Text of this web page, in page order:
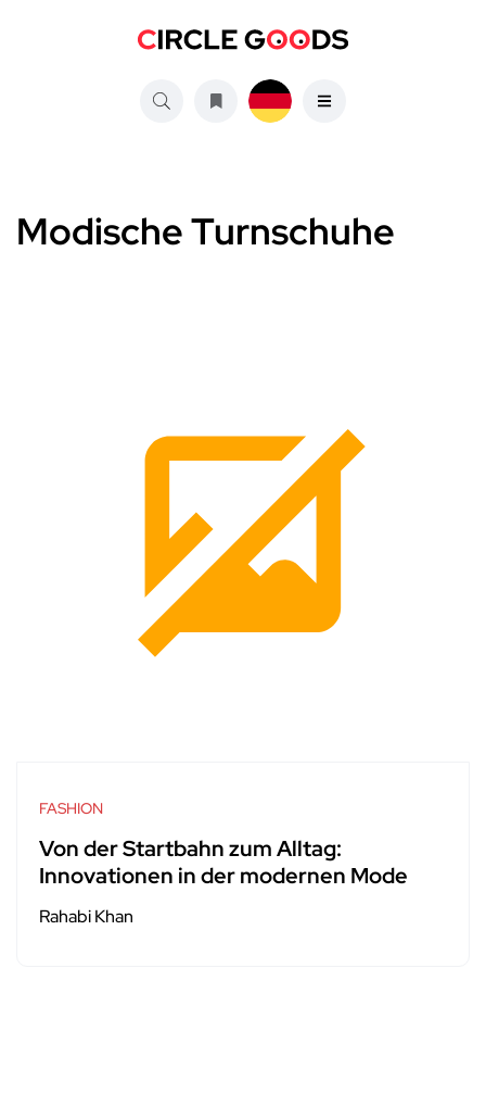
Modische Turnschuhe
FASHION
Von der Startbahn zum Alltag:
Innovationen in der modernen Mode
Rahabi Khan